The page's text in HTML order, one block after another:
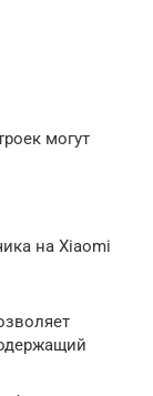
могут
на Xiaomi